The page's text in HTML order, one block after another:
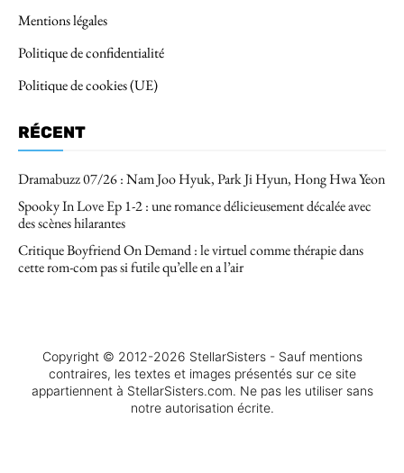
Mentions légales
Politique de confidentialité
Politique de cookies (UE)
RÉCENT
Dramabuzz 07/26 : Nam Joo Hyuk, Park Ji Hyun, Hong Hwa Yeon
Spooky In Love Ep 1-2 : une romance délicieusement décalée avec
des scènes hilarantes
Critique Boyfriend On Demand : le virtuel comme thérapie dans
cette rom-com pas si futile qu’elle en a l’air
Copyright © 2012-2026 StellarSisters - Sauf mentions
contraires, les textes et images présentés sur ce site
appartiennent à StellarSisters.com. Ne pas les utiliser sans
notre autorisation écrite.